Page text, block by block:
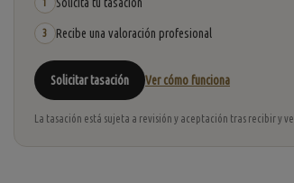
3 Recibe una valoración profesional
Solicitar tasación Ver cómo funciona
La tasación está sujeta a revisión y aceptación tras recibir y